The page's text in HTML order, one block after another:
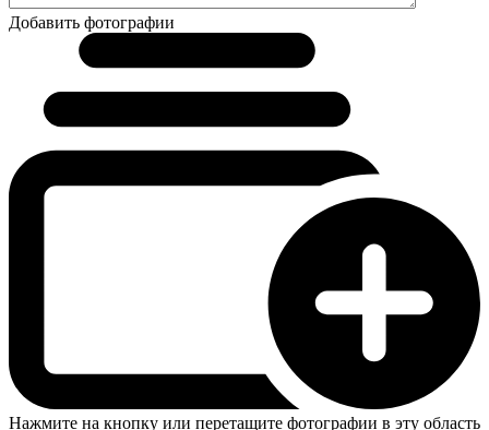
Добавить фотографии
Нажмите на кнопку или перетащите фотографии в эту область